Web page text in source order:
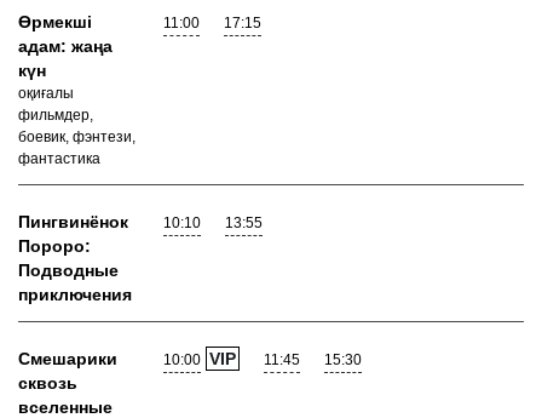
Өрмекші
адам: жаңа
күн
оқиғалы
фильмдер,
боевик, фэнтези,
фантастика
11:00 17:15
Пингвинёнок
Пороро:
Подводные
приключения
10:10 13:55
Смешарики
сквозь
вселенные
10:00 VIP 11:45 15:30